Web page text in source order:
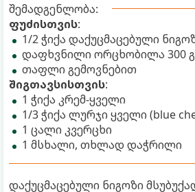
შემადგენლობა:
ფუძისთვის:
1/2 ჭიქა დაქუცმაცებული
დაფხვნილი ორცხობილა 300
თაფლი გემოვნებით
შიგთავსისთვის:
1 ჭიქა კრემ-ყველი
1/3 ჭიქა ლურჯი ყველი (blue
1 ცალი კვერცხი
1 მსხალი, თხლად დაჭრილი
დაქუცმაცებული ნიგოზი